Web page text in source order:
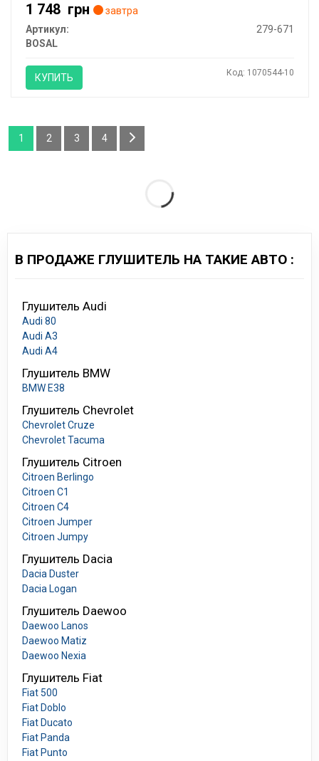
1 748 грн
завтра
Артикул:
279-671
BOSAL
КУПИТЬ Код: 1070544-10
1 2 3 4
В ПРОДАЖЕ ГЛУШИТЕЛЬ НА ТАКИЕ АВТО :
Глушитель Audi
Audi 80
Audi A3
Audi A4
Глушитель BMW
BMW E38
Глушитель Chevrolet
Chevrolet Cruze
Chevrolet Tacuma
Глушитель Citroen
Citroen Berlingo
Citroen C1
Citroen C4
Citroen Jumper
Citroen Jumpy
Глушитель Dacia
Dacia Duster
Dacia Logan
Глушитель Daewoo
Daewoo Lanos
Daewoo Matiz
Daewoo Nexia
Глушитель Fiat
Fiat 500
Fiat Doblo
Fiat Ducato
Fiat Panda
Fiat Punto